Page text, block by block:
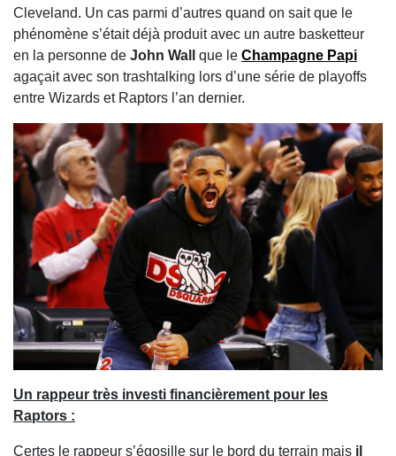
Cleveland. Un cas parmi d’autres quand on sait que le
phénomène s’était déjà produit avec un autre basketteur
en la personne de John Wall que le Champagne Papi
agaçait avec son trashtalking lors d’une série de playoffs
entre Wizards et Raptors l’an dernier.
Un rappeur très investi financièrement pour les
Raptors :
Certes le rappeur s’égosille sur le bord du terrain mais il